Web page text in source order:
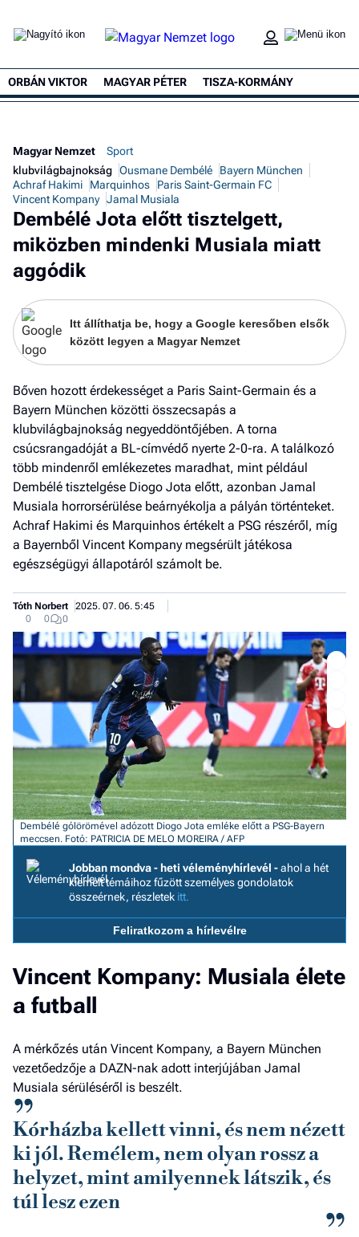
ORBÁN VIKTOR MAGYAR PÉTER TISZA-KORMÁNY
Magyar Nemzet
Sport
klubvilágbajnokság Ousmane Dembélé
Bayern München
Achraf Hakimi
Marquinhos
Paris Saint-Germain FC
Vincent Kompany Jamal Musiala
Dembélé Jota előtt tisztelgett,
miközben mindenki Musiala miatt
aggódik
Itt állíthatja be, hogy a Google keresőben elsők
között legyen a Magyar Nemzet
Bőven hozott érdekességet a Paris Saint-Germain és a
Bayern München közötti összecsapás a
klubvilágbajnokság negyeddöntőjében. A torna
csúcsrangadóját a BL-címvédő nyerte 2-0-ra. A találkozó
több mindenről emlékezetes maradhat, mint például
Dembélé tisztelgése Diogo Jota előtt, azonban Jamal
Musiala horrorsérülése beárnyékolja a pályán történteket.
Achraf Hakimi és Marquinhos értékelt a PSG részéről, míg
a Bayernből Vincent Kompany megsérült játékosa
egészségügyi állapotáról számolt be.
Tóth Norbert
2025. 07. 06. 5:45
0
0 0
Dembélé gólörömével adózott Diogo Jota emléke előtt a PSG-Bayern
meccsen. Fotó: PATRICIA DE MELO MOREIRA / AFP
Jobban mondva - heti véleményhírlevél -ahol a hét
kiemelt témáihoz fűzött személyes gondolatok
összeérnek, részletek itt.
Feliratkozom a hírlevélre
Vincent Kompany: Musiala élete
a futball
A mérkőzés után Vincent Kompany, a Bayern München
vezetőedzője a DAZN-nak adott interjújában Jamal
Musiala sérüléséről is beszélt.
Kórházba kellett vinni, és nem nézett
ki jól. Remélem, nem olyan rossz a
helyzet, mint amilyennek látszik, és
túl lesz ezen